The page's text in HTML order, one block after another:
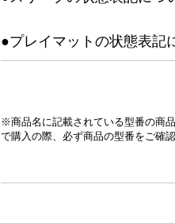
●プレイマットの状態表記
※商品名に記載されている型番の商
で購入の際、必ず商品の型番をご確